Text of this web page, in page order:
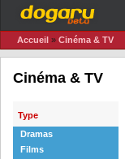
Accueil » Cinéma & TV
Cinéma & TV
Type
Dramas
Films